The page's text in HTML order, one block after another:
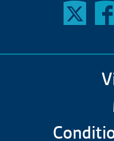
FIT